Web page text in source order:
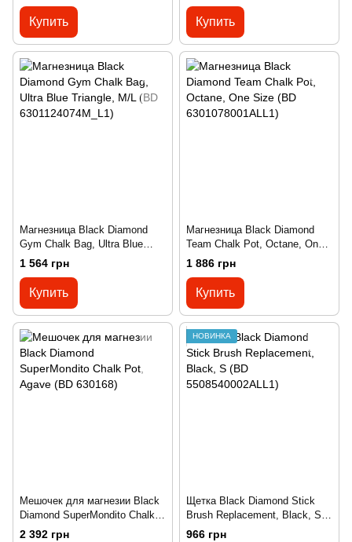
Купить Купить
Магнезница Black Diamond
Gym Chalk Bag, Ultra Blue
Triangle, M/L (BD
6301124074M_L1)
1 564 грн
Купить
Магнезница Black Diamond
Team Chalk Pot, Octane, One
Size (BD 6301078001ALL1)
1 886 грн
Купить
Мешочек для магнезии Black
Diamond SuperMondito Chalk
Pot, Agave (BD 630168)
2 392 грн
НОВИНКА
Щетка Black Diamond Stick
Brush Replacement, Black, S
(BD 5508540002ALL1)
966 грн